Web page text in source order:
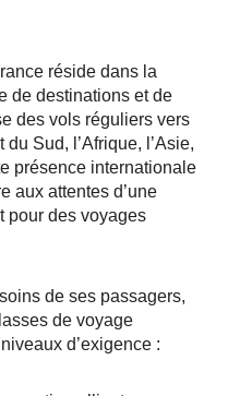
réside dans la
de destinations et de
des vols réguliers vers
du Sud, l’Afrique, l’Asie,
présence internationale
aux attentes d’une
pour des voyages
de ses passagers,
de voyage
d’exigence :